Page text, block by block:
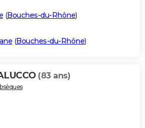
(Bouches-du-Rhône)
(Bouches-du-Rhône)
(83 ans)